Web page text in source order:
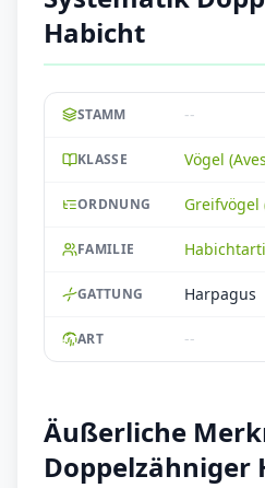
Habicht
STAMM --
KLASSE Vögel
ORDNUNG
FAMILIE
GATTUNG Harpagus
ART --
Äußerliche
Doppelzähniger